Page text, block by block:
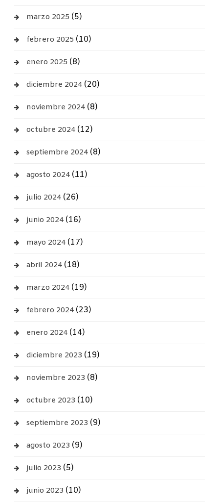
marzo 2025 (5)
febrero 2025 (10)
enero 2025 (8)
diciembre 2024(20)
noviembre 2024(8)
octubre 2024(12)
septiembre 2024(8)
agosto 2024(11)
julio 2024(26)
junio 2024(16)
mayo 2024(17)
abril 2024(18)
marzo 2024(19)
febrero 2024(23)
enero 2024(14)
diciembre 2023 (19)
noviembre 2023 (8)
octubre 2023 (10)
septiembre 2023 (9)
agosto 2023 (9)
julio 2023 (5)
junio 2023 (10)